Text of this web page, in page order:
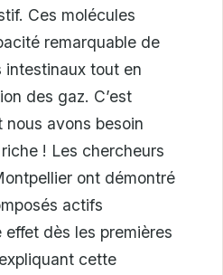
Ces molécules
remarquable de
intestinaux tout en
des gaz. C’est
avons besoin
! Les chercheurs
ont démontré
actifs
dès les premières
cette